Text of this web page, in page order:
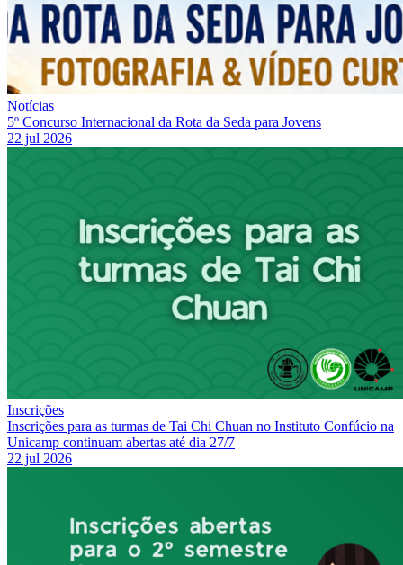
Notícias
5º Concurso Internacional da Rota da Seda para Jovens
22 jul 2026
Inscrições
Inscrições para as turmas de Tai Chi Chuan no Instituto Confúcio na
Unicamp continuam abertas até dia 27/7
22 jul 2026